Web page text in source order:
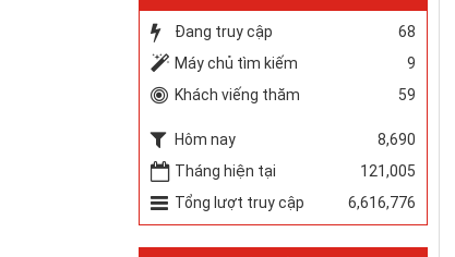
Đang truy cập
68
Máy chủ tìm kiếm
9
Khách viếng thăm
59
Hôm nay
8,690
Tháng hiện tại
121,005
Tổng lượt truy cập
6,616,776